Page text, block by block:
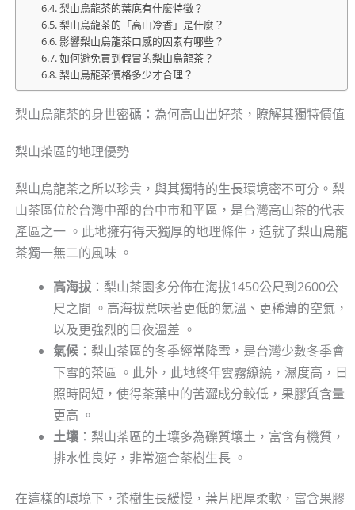
梨山烏龍茶的葉底有什麼特徵？
梨山烏龍茶的「高山冷香」是什麼？
影響梨山烏龍茶口感的因素有哪些？
如何避免買到假冒的梨山烏龍茶？
梨山烏龍茶價格多少才合理？
梨山烏龍茶的身世密碼：為何高山出好茶，瞭解其獨特價值
梨山茶區的地理優勢
梨山烏龍茶之所以珍貴，與其獨特的生長環境密不可分。梨
山茶區位於台灣中部的台中市和平區，是台灣高山茶的代表
產區之一 。此地擁有得天獨厚的地理條件，造就了梨山烏龍
茶獨一無二的風味 。
高海拔：梨山茶園多分佈在海拔1450公尺到2600公
尺之間 。高海拔意味著更低的氣溫、更稀薄的空氣，
以及更強烈的日夜溫差 。
氣候：梨山茶區的冬季經常降雪，是台灣少數冬季會
下雪的茶區 。此外，此地終年雲霧繚繞，濕度高，日
照時間短，使得茶葉中的苦澀成分較低，果膠質含量
更高 。
土壤：梨山茶區的土壤多為礫質壤土，富含有機質，
排水性良好，非常適合茶樹生長 。
在這樣的環境下，茶樹生長緩慢，葉片肥厚柔軟，富含果膠